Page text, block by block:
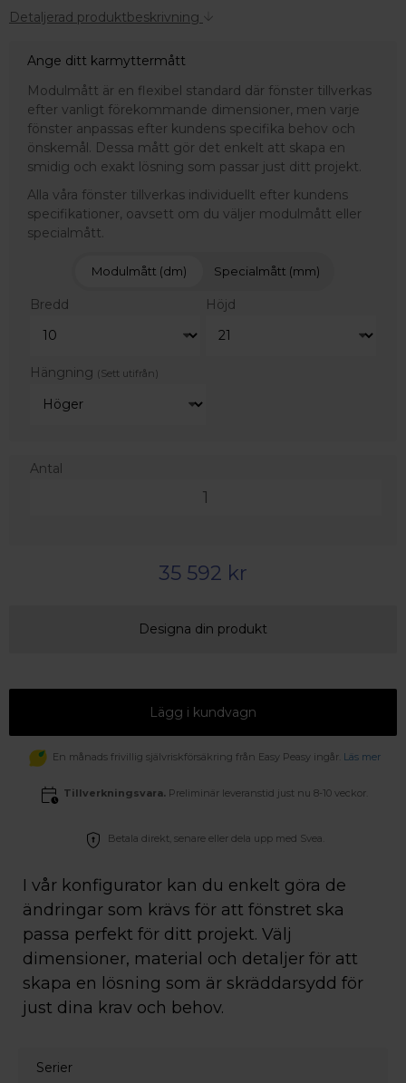
Detaljerad produktbeskrivning
Ange ditt karmyttermått
Modulmått är en flexibel standard där fönster tillverkas
efter vanligt förekommande dimensioner, men varje
fönster anpassas efter kundens specifika behov och
önskemål. Dessa mått gör det enkelt att skapa en
smidig och exakt lösning som passar just ditt projekt.
Alla våra fönster tillverkas individuellt efter kundens
specifikationer, oavsett om du väljer modulmått eller
specialmått.
Modulmått (dm) Specialmått (mm)
Bredd Höjd
Hängning (Sett utifrån)
Antal
35 592 kr
Designa din produkt
Lägg i kundvagn
En månads frivillig självriskförsäkring från Easy Peasy ingår. Läs mer
Tillverkningsvara. Preliminär leveranstid just nu 8-10 veckor.
Betala direkt, senare eller dela upp med Svea.
I vår konfigurator kan du enkelt göra de
ändringar som krävs för att fönstret ska
passa perfekt för ditt projekt. Välj
dimensioner, material och detaljer för att
skapa en lösning som är skräddarsydd för
just dina krav och behov.
Serier